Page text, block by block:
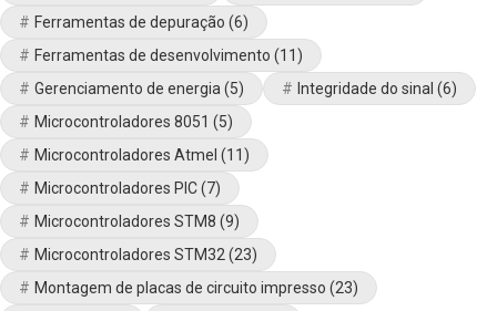
Ferramentas de depuração (6)
Ferramentas de desenvolvimento (11)
Gerenciamento de energia(5) Integridade do sinal (6)
Microcontroladores 8051 (5)
Microcontroladores Atmel (11)
Microcontroladores PIC(7)
Microcontroladores STM8 (9)
Microcontroladores STM32(23)
Montagem de placas de circuito impresso (23)